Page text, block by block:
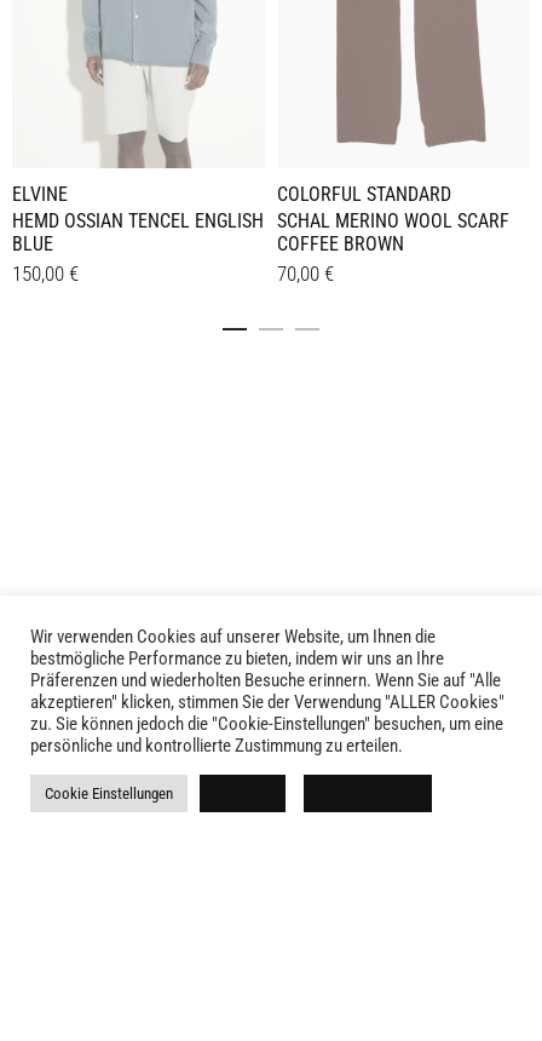
ELVINE
HEMD OSSIAN TENCEL ENGLISH
BLUE
150,00 €
Produktseite
gewählt
werden
COLORFUL STANDARD
SCHAL MERINO WOOL SCARF
COFFEE BROWN
70,00 €
LIVID © 2024
Kontakt
Versandkosten
Wir verwenden Cookies auf unserer Website, um Ihnen die
bestmögliche Performance zu bieten, indem wir uns an Ihre
Präferenzen und wiederholten Besuche erinnern. Wenn Sie auf "Alle
akzeptieren" klicken, stimmen Sie der Verwendung "ALLER Cookies"
zu. Sie können jedoch die "Cookie-Einstellungen" besuchen, um eine
persönliche und kontrollierte Zustimmung zu erteilen.
Cookie Einstellungen